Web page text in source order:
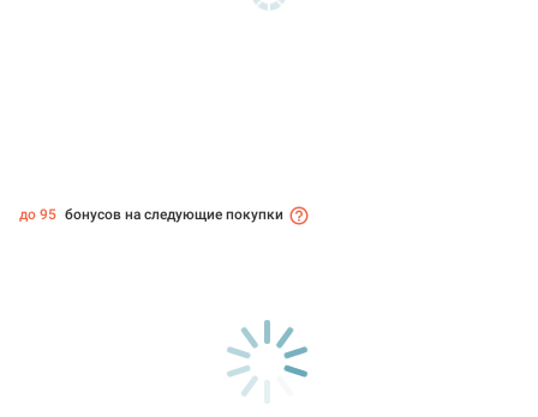
до 95 бонусов на следующие покупки